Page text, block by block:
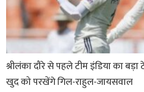
श्रीलंका दौरे से पहले टीम इंडिया का
खुद को परखेंगे गिल-राहुल-जायसवाल